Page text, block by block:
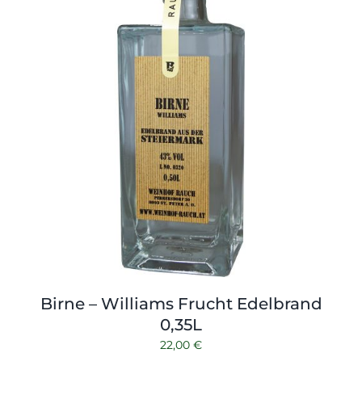
Birne – Williams Frucht Edelbrand
0,35L
22,00 €